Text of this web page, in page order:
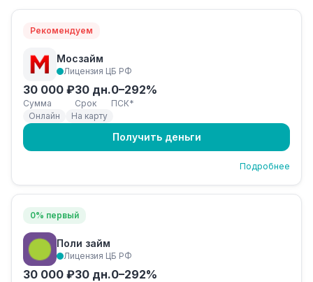
Рекомендуем
Мосзайм
Лицензия ЦБ РФ
30 000 ₽
Сумма
30 дн.
Срок
0–292%
ПСК*
Онлайн
На карту
Получить деньги
Подробнее
0% первый
Поли займ
Лицензия ЦБ РФ
30 000 ₽30 дн.0–292%